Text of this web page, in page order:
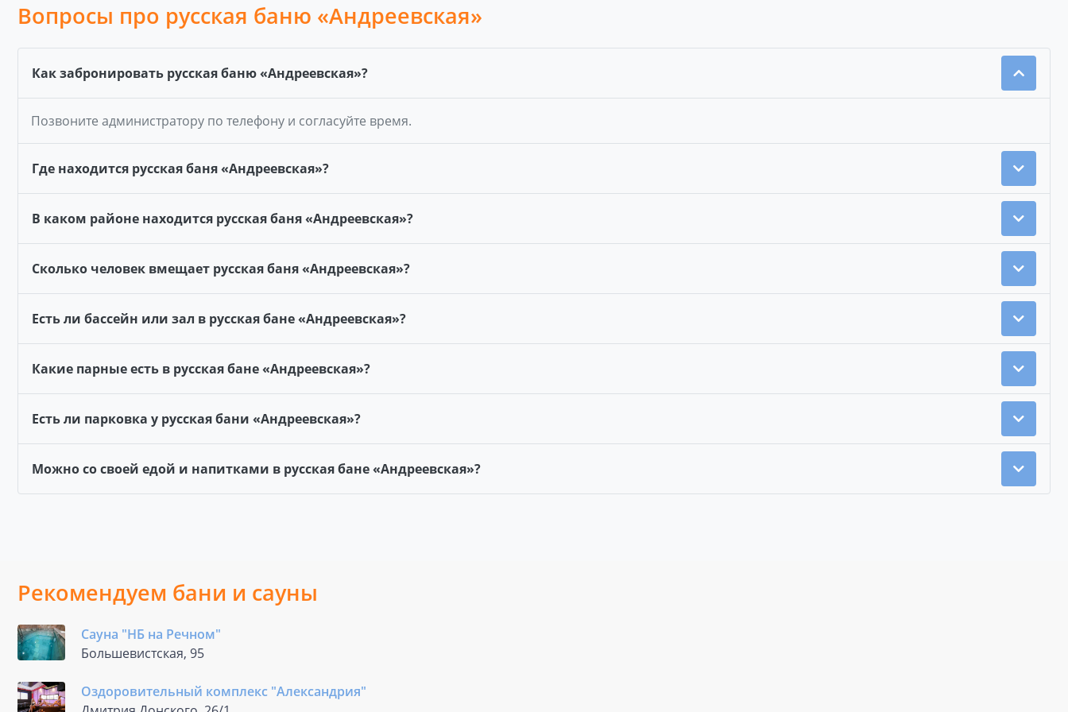
Вопросы про русская баню «Андреевская»
Как забронировать русская баню «Андреевская»?
Позвоните администратору по телефону и согласуйте время.
Где находится русская баня «Андреевская»?
В каком районе находится русская баня «Андреевская»?
Сколько человек вмещает русская баня «Андреевская»?
Есть ли бассейн или зал в русская бане «Андреевская»?
Какие парные есть в русская бане «Андреевская»?
Есть ли парковка у русская бани «Андреевская»?
Можно со своей едой и напитками в русская бане «Андреевская»?
Рекомендуем бани и сауны
Сауна "НБ на Речном"
Большевистская, 95
Оздоровительный комплекс "Александрия"